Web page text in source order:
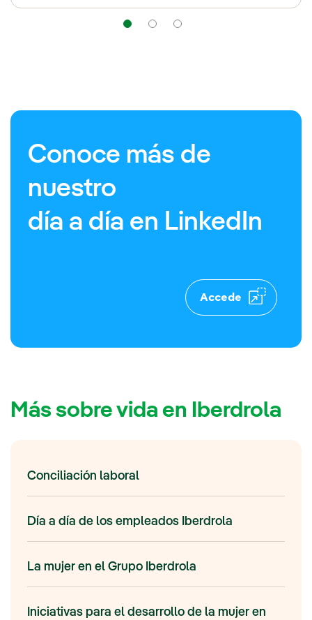
Navegación
Conoce más de
nuestro
día a día en LinkedIn
Accede
Más sobre vida en Iberdrola
Conciliación laboral
Día a día de los empleados Iberdrola
La mujer en el Grupo Iberdrola
Iniciativas para el desarrollo de la mujer en